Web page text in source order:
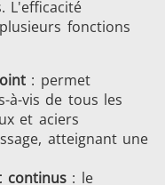
L'efficacité
fonctions
: permet
à-vis de tous les
et aciers
atteignant une
continus: le